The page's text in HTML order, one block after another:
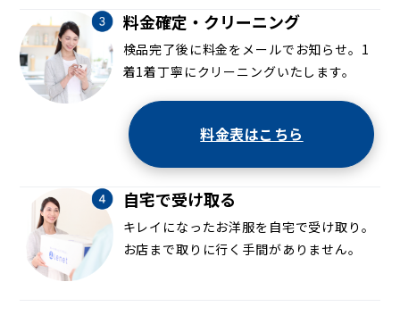
料金確定・クリーニング
検品完了後に料金をメールでお知らせ。1
着1着丁寧にクリーニングいたします。
料金表はこちら
自宅で受け取る
キレイになったお洋服を自宅で受け取り。
お店まで取りに行く手間がありません。